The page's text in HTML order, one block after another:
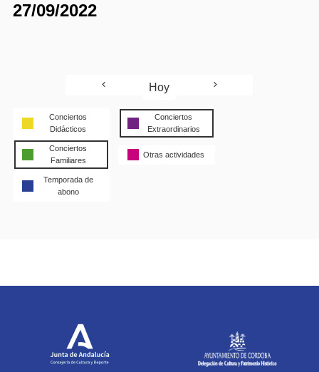
27/09/2022
Hoy
Conciertos
Didácticos
Conciertos
Extraordinarios
Conciertos
Familiares
Otras actividades
Temporada de
abono